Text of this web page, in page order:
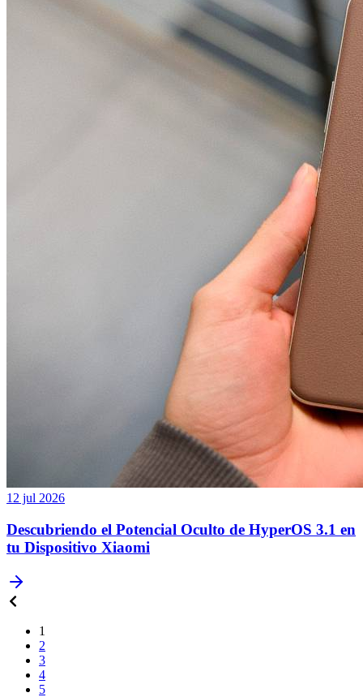
12 jul 2026
Descubriendo el Potencial Oculto de HyperOS 3.1 en
tu Dispositivo Xiaomi
1
2
3
4
5